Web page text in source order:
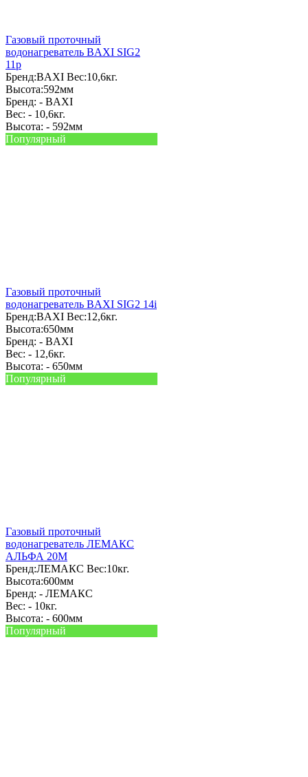
Газовый проточный
водонагреватель BAXI SIG2
11p
Бренд:BAXI Вес:10,6кг.
Высота:592мм
Бренд: - BAXI
Вес: - 10,6кг.
Высота: - 592мм
Популярный
Газовый проточный
водонагреватель BAXI SIG2 14i
Бренд:BAXI Вес:12,6кг.
Высота:650мм
Бренд: - BAXI
Вес: - 12,6кг.
Высота: - 650мм
Популярный
Газовый проточный
водонагреватель ЛЕМАКС
АЛЬФА 20М
Бренд:ЛЕМАКС Вес:10кг.
Высота:600мм
Бренд: - ЛЕМАКС
Вес: - 10кг.
Высота: - 600мм
Популярный